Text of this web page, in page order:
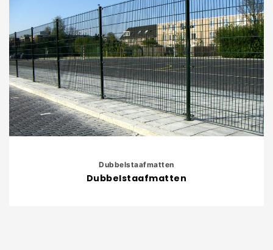
Dubbelstaafmatten
Dubbelstaafmatten